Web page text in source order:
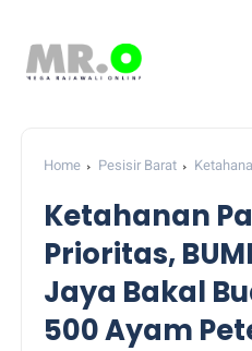
Home Pesisir Barat
Ketahanan
Prioritas,
Jaya Bakal
500 Ayam